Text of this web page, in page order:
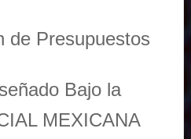
de Presupuestos
Bajo la
MEXICANA